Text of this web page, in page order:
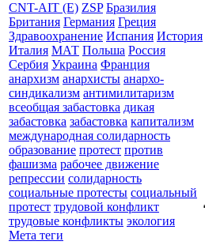
CNT-AIT (E) ZSP Бразилия
Британия Германия Греция
Здравоохранение Испания История
Италия МАТ Польша Россия
Сербия Украина Франция
анархизм анархисты анархо-
синдикализм антимилитаризм
всеобщая забастовка дикая
забастовка забастовка капитализм
международная солидарность
образование протест против
фашизма рабочее движение
репрессии солидарность
социальные протесты социальный
протест трудовой конфликт
трудовые конфликты экология
Мета теги